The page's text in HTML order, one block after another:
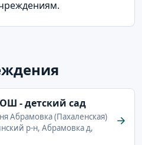
- детский сад
Абрамовка (Пахаленская)
р-н, Абрамовка д,